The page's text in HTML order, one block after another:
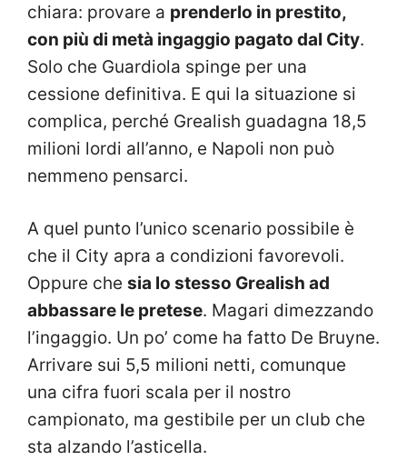
chiara: provare a prenderlo in prestito,
con più di metà ingaggio pagato dal City.
Solo che Guardiola spinge per una
cessione definitiva. E qui la situazione si
complica, perché Grealish guadagna 18,5
milioni lordi all’anno, e Napoli non può
nemmeno pensarci.
A quel punto l’unico scenario possibile è
che il City apra a condizioni favorevoli.
Oppure che sia lo stesso Grealish ad
abbassare le pretese. Magari dimezzando
l’ingaggio. Un po’ come ha fatto De Bruyne.
Arrivare sui 5,5 milioni netti, comunque
una cifra fuori scala per il nostro
campionato, ma gestibile per un club che
sta alzando l’asticella.